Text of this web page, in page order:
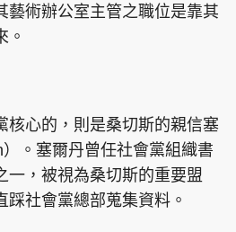
藝術辦公室主管之職位是靠其
。
核心的，則是桑切斯的親信塞
。塞爾丹曾任社會黨組織書
一，被視為桑切斯的重要盟
踩社會黨總部蒐集資料。